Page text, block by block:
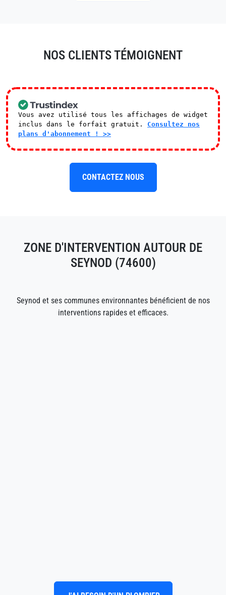
NOS CLIENTS TÉMOIGNENT
Vous avez utilisé tous les affichages de widget
inclus dans le forfait gratuit. Consultez nos
plans d'abonnement ! >>
CONTACTEZ NOUS
ZONE D'INTERVENTION AUTOUR DE
SEYNOD (74600)
Seynod et ses communes environnantes bénéficient de nos
interventions rapides et efficaces.